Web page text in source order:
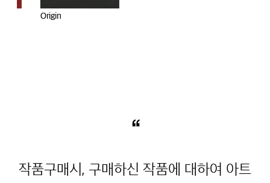
“
작품구매시, 구매하신 작품에 대하여 아트